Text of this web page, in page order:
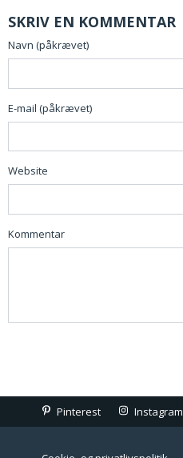
SKRIV EN KOMMENTAR
Navn (påkrævet)
E-mail (påkrævet)
Website
Kommentar
Pinterest Instagram